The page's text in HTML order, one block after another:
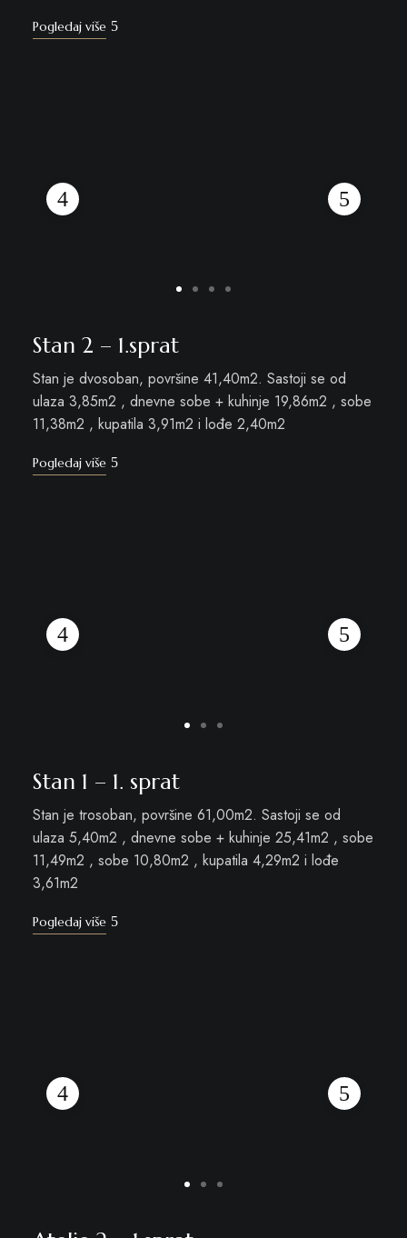
Pogledaj više
Stan 2 – 1.sprat
Stan je dvosoban, površine 41,40m2. Sastoji se od
ulaza 3,85m2 , dnevne sobe + kuhinje 19,86m2 , sobe
11,38m2 , kupatila 3,91m2 i lođe 2,40m2
Pogledaj više
Stan 1 – 1. sprat
Stan je trosoban, površine 61,00m2. Sastoji se od
ulaza 5,40m2 , dnevne sobe + kuhinje 25,41m2 , sobe
11,49m2 , sobe 10,80m2 , kupatila 4,29m2 i lođe
3,61m2
Pogledaj više